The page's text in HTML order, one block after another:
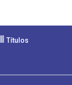
Títulos